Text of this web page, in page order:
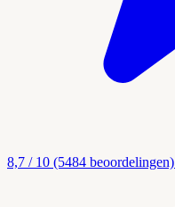
8,7 / 10 (5484 beoordelingen)